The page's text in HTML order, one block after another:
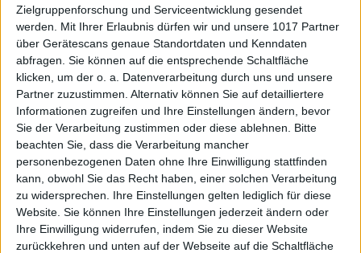
Zielgruppenforschung und Serviceentwicklung gesendet
werden.
Mit Ihrer Erlaubnis dürfen wir und unsere 1017 Partner
über Gerätescans genaue Standortdaten und Kenndaten
abfragen. Sie können auf die entsprechende Schaltfläche
klicken, um der o. a. Datenverarbeitung durch uns und unsere
Partner zuzustimmen. Alternativ können Sie auf detailliertere
Informationen zugreifen und Ihre Einstellungen ändern, bevor
Sie der Verarbeitung zustimmen oder diese ablehnen.
Bitte
beachten Sie, dass die Verarbeitung mancher
personenbezogenen Daten ohne Ihre Einwilligung stattfinden
kann, obwohl Sie das Recht haben, einer solchen Verarbeitung
zu widersprechen. Ihre Einstellungen gelten lediglich für diese
Website. Sie können Ihre Einstellungen jederzeit ändern oder
Ihre Einwilligung widerrufen, indem Sie zu dieser Website
zurückkehren und unten auf der Webseite auf die Schaltfläche